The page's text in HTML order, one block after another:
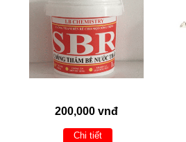
200,000 vnđ
Chi tiết